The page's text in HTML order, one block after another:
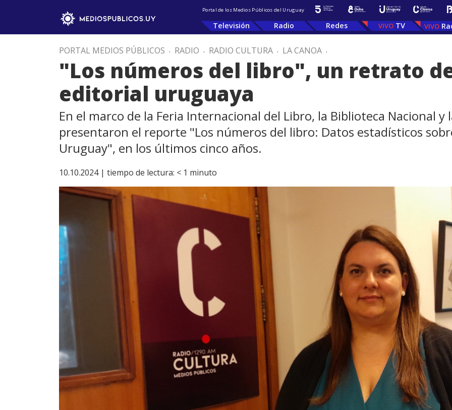
Portal de los Medios Públicos del Uruguay
Televisión Radio Redes TV
PORTAL MEDIOS PÚBLICOS . RADIO . RADIO CULTURA . LA CANOA .
"Los números del libro", un retrato
editorial uruguaya
En el marco de la Feria Internacional del Libro, la Biblioteca Nacional
presentaron el reporte "Los números del libro: Datos estadísticos
Uruguay", en los últimos cinco años.
10.10.2024 | tiempo de lectura: < 1 minuto